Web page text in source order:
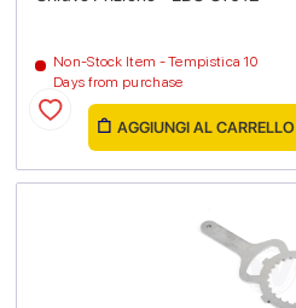
Non-Stock Item - Tempistica 10
Days from purchase
AGGIUNGI AL CARRELLO